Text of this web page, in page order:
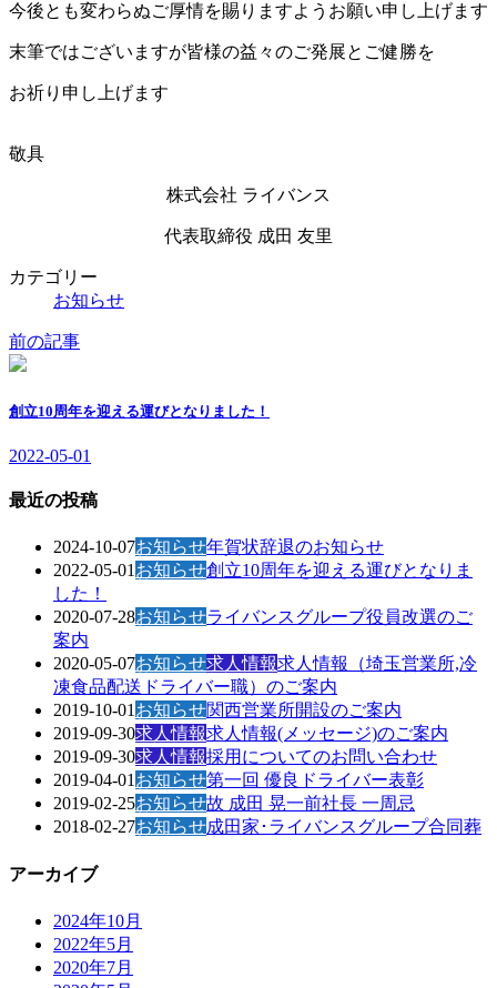
今後とも変わらぬご厚情を賜りますようお願い申し上げます
末筆ではございますが皆様の益々のご発展とご健勝を
お祈り申し上げます
敬具
株式会社 ライバンス
代表取締役 成田 友里
カテゴリー
お知らせ
前の記事
創立10周年を迎える運びとなりました！
2022-05-01
最近の投稿
2024-10-07お知らせ年賀状辞退のお知らせ
2022-05-01 お知らせ創立10周年を迎える運びとなりま
した！
2020-07-28お知らせライバンスグループ役員改選のご
案内
2020-05-07お知らせ求人情報求人情報（埼玉営業所,冷
凍食品配送ドライバー職）のご案内
2019-10-01 お知らせ関西営業所開設のご案内
2019-09-30求人情報求人情報(メッセージ)のご案内
2019-09-30求人情報採用についてのお問い合わせ
2019-04-01 お知らせ第一回 優良ドライバー表彰
2019-02-25お知らせ故 成田 晃一前社長 一周忌
2018-02-27お知らせ成田家･ライバンスグループ合同葬
アーカイブ
2024年10月
2022年5月
2020年7月